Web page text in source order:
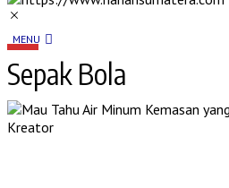
MENU
Sepak Bola